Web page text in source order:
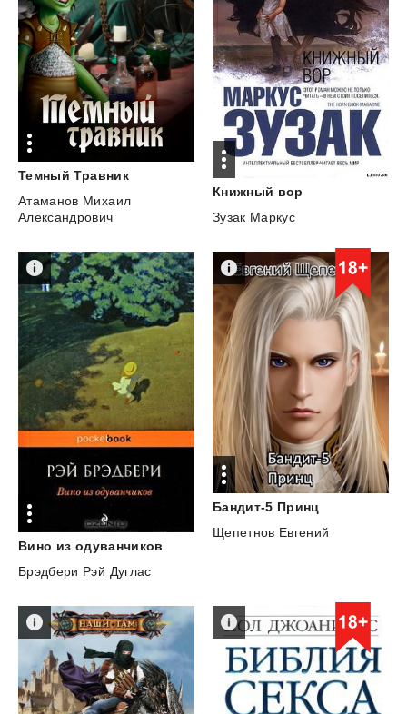
Темный Травник
Атаманов Михаил
Александрович
Книжный вор
Зузак Маркус
Вино из одуванчиков
Брэдбери Рэй Дуглас
Бандит-5 Принц
Щепетнов Евгений